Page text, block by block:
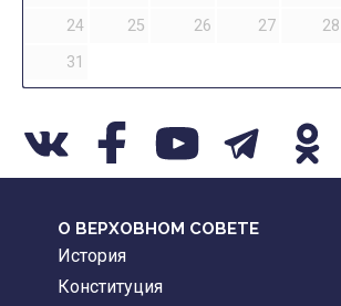
24
25 26 27 28
31
О ВЕРХОВНОМ СОВЕТЕ
История
Конституция